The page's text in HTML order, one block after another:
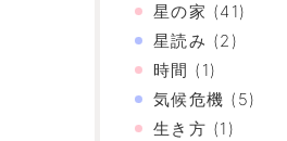
星の家 (41)
星読み (2)
時間 (1)
気候危機 (5)
生き方 (1)